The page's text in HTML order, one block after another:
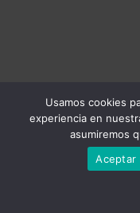
Usamos cookies
experiencia en
asumiremos
Aceptar